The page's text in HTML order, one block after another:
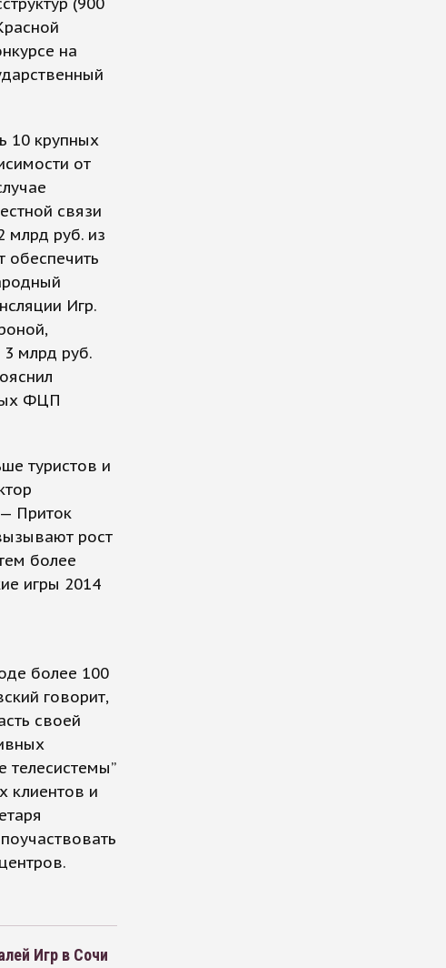
на
10 крупных
от
связи
млрд руб. из
обеспечить
Игр.
3 млрд руб.
ФЦП
туристов и
Приток
рост
более
игры 2014
более 100
говорит,
своей
телесистемы”
клиентов и
Игр в Сочи